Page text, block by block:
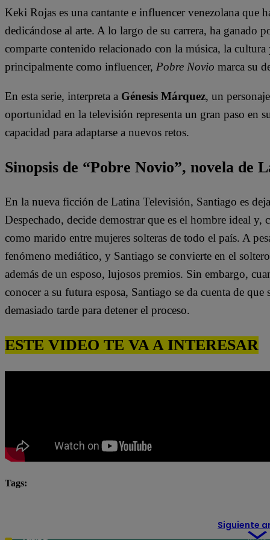
Keki Rojas es una cantante e influencer venezolana que
dedicándose al arte. A lo largo de su carrera, ha ganado
comparte contenido relacionado con la música, la
principalmente como influencer, Pobre Novio marca su
En esta serie, interpreta a Génesis Márquez, un
oportunidad en la televisión representa un gran paso en
capacidad para adaptarse a nuevos retos.
Sinopsis de “Pobre Novio”, novela de
En la nueva ficción de Latina Televisión, Santiago es
Despechado, decide demostrar que es el hombre ideal
como marido entre mujeres solteras de todo el país. A
fenómeno mediático, y Santiago se convierte en el
además de un esposo, lujosos premios. Sin embargo,
conocer a su futura esposa, Santiago se da cuenta de
demasiado tarde para detener el proceso.
ESTE VIDEO TE VA A INTERESAR
Tags:
Siguiente